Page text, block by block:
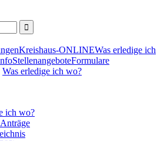
Kreishaus-ONLINEWas erledige ich
StellenangeboteFormulare
Was erledige ich wo?
ich wo?